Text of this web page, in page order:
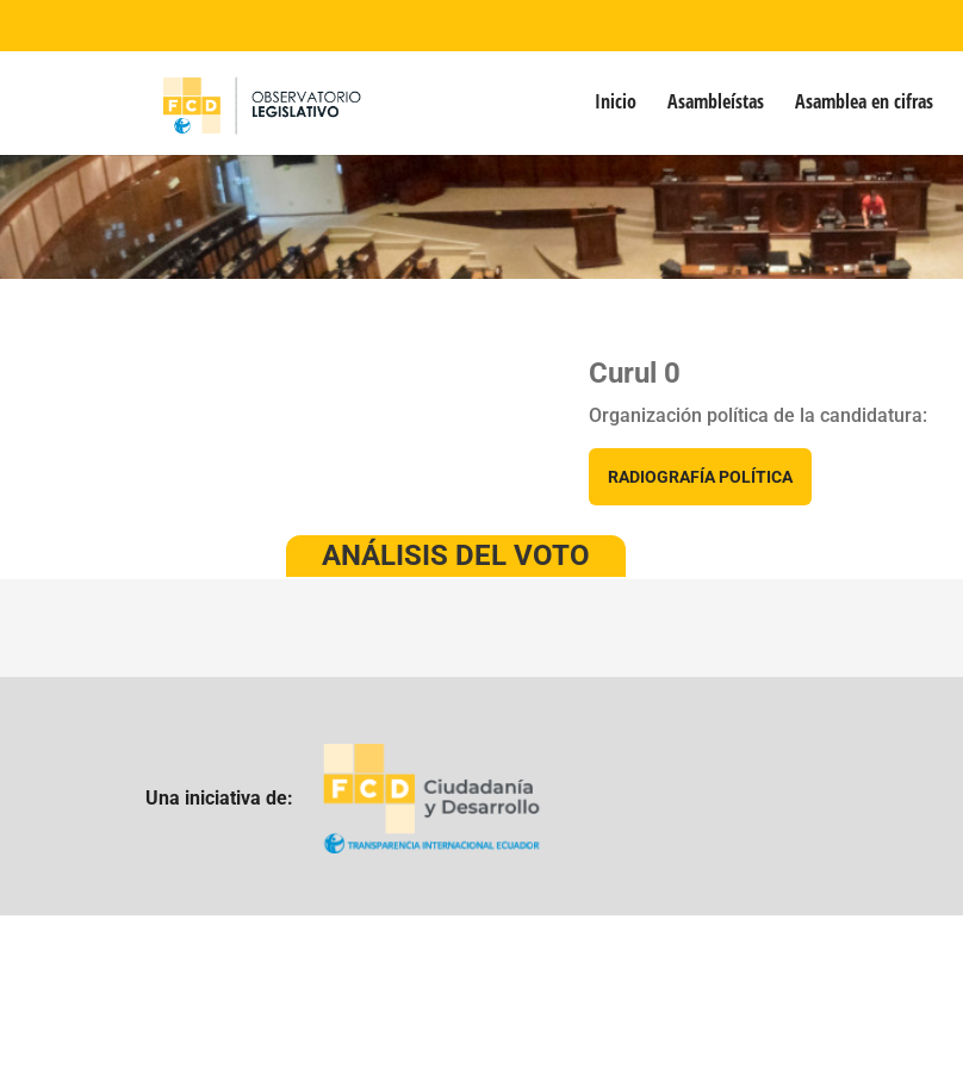
Inicio Asambleístas Asamblea en cifras
Curul 0
Organización política de la candidatura:
RADIOGRAFÍA POLÍTICA
ANÁLISIS DEL VOTO
Una iniciativa de: